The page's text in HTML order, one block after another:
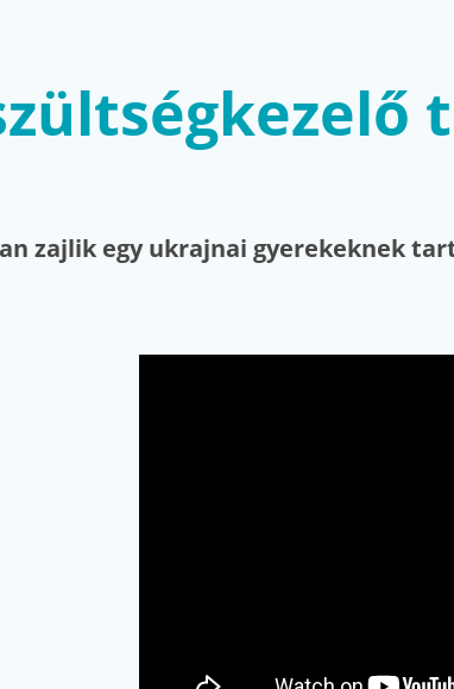
zajlik egy ukrajnai gyerekeknek